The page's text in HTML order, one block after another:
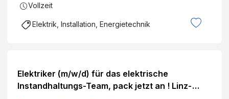
Vollzeit
Elektrik, Installation, Energietechnik
Elektriker (m/w/d) für das elektrische
Instandhaltungs-Team, pack jetzt an ! Linz-